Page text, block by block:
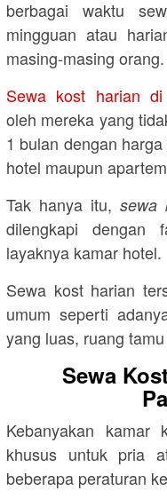
berbagai waktu
mingguan atau
masing-masing orang.
Sewa kost harian di
oleh mereka yang
1 bulan dengan
hotel maupun
Tak hanya itu, sewa
dilengkapi dengan
layaknya kamar hotel.
Sewa kost harian
umum seperti
yang luas, ruang
Sewa
Kebanyakan kamar
khusus untuk pria
beberapa peraturan